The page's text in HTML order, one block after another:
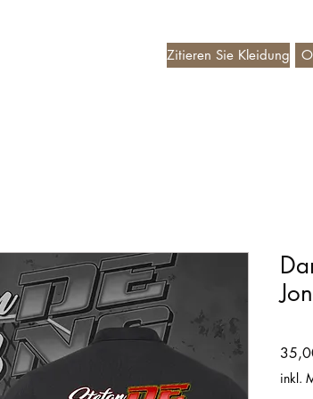
Zitieren Sie Kleidung
inkl.